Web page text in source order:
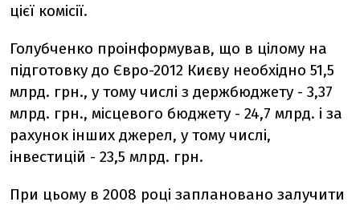
цієї комісії.
Голубченко проінформував, що в цілому на
підготовку до Євро-2012 Києву необхідно 51,5
млрд. грн., у тому числі з держбюджету - 3,37
млрд. грн., місцевого бюджету - 24,7 млрд. і за
рахунок інших джерел, у тому числі,
інвестицій - 23,5 млрд. грн.
При цьому в 2008 році заплановано залучити